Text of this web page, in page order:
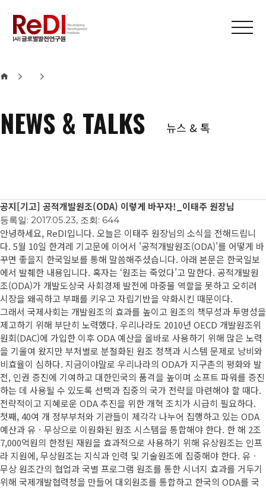
NEWS & TALKS 뉴스 & 톡
공지[기고] 공적개발원조(ODA) 이렇게 바꾸자!_이태주 원장님
등록일: 2017.05.23, 조회: 644
안녕하세요, ReDI입니다. 오늘은 이태주 원장님의 소식을 전해드립니
다. 5월 10일 한겨레 기고문에 이어서 '공적개발원조(ODA)'를 어떻게 바
꾸면 좋을지 한국일보를 통해 말씀해주셨습니다. 아래 본문은 한국일보
에서 발췌한 내용입니다. 혹자는 ‘원조는 죽었다’고 말한다. 공적개발원
조(ODA)가 개발도상국 사회경제 발전에 마중물 역할을 못하고 오히려
시장을 왜곡하고 부패를 키우고 자립기반을 약화시킨 때문이다.
그래서 국제사회는 개발원조의 효과를 높이고 원조의 책무성과 투명성을
제고하기 위해 부단히 노력했다. 우리나라도 2010년 OECD 개발원조위
원회(DAC)에 가입한 이후 ODA 예산을 올바로 사용하기 위해 많은 노력
을 기울여 왔지만 부처별로 분절화된 원조 정책과 시스템 문제로 낭비와
비효율이 심하다. 지금이야말로 우리나라의 ODA가 지구촌의 평화와 발
전, 인권 증진에 기여하고 대한민국의 품격을 높이며 소프트 파워를 증진
하는 데 사용될 수 있도록 선택과 집중의 국가 전략을 마련해야 할 때다.
전략적이고 지혜로운 ODA 추진을 위한 개혁 조치가 시급히 필요하다.
첫째, 40여 개 정부부처와 기관들이 제각각 나누어 집행하고 있는 ODA
예산과 유ㆍ무상으로 이원화된 원조 시스템을 통합해야 한다. 한 해 2조
7,000억원의 한정된 재원을 효과적으로 사용하기 위해 유상원조는 인프
라 지원에, 무상원조는 지식과 인력 및 기술원조에 집중해야 한다. 유ㆍ
무상 원조간의 협업과 국별 프로그램 원조를 통한 시너지 효과를 거두기
위해 국제개발협력청을 만들어 대외원조를 통합하고 한국의 ODA를 국